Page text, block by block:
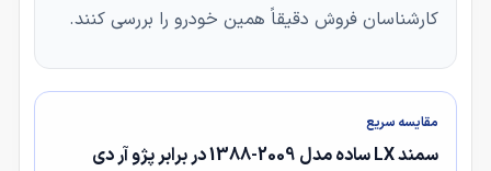
کارشناسان فروش دقیقاً همین خودرو را بررسی کنند.
مقایسه سریع
سمند LX ساده مدل 2009-1388 در برابر پژو آر دی